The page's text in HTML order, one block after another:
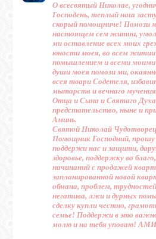
О всесвятый Николае,
Господень, теплый наш
скорый помощниче! Помози
настоящем сем житии,
ми оставление всех моих
юности моея, во всем житии
помышлением и всеми моими
души моея помози ми,
всея твари Содетеля,
мытарств и вечнаго
Отца и Сына и Святаго
предстательство, ныне и
Аминь.
Святой Николай
Помощник Господний, прошу
поддержи нас и защити,
здоровье, поддержку во
начинаний с продажей
запланированной новой
обмана, проблем, трудностей
негатива, лжи и дурных
сделку купли честно,
семье! Поддержи в это
молю и на тебя уповаю!